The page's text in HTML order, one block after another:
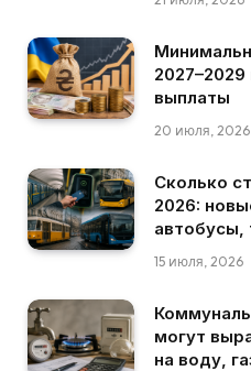
2027–2029
выплаты
20 июля, 2026
Сколько
2026:
автобусы,
15 июля, 2026
могут
на воду,